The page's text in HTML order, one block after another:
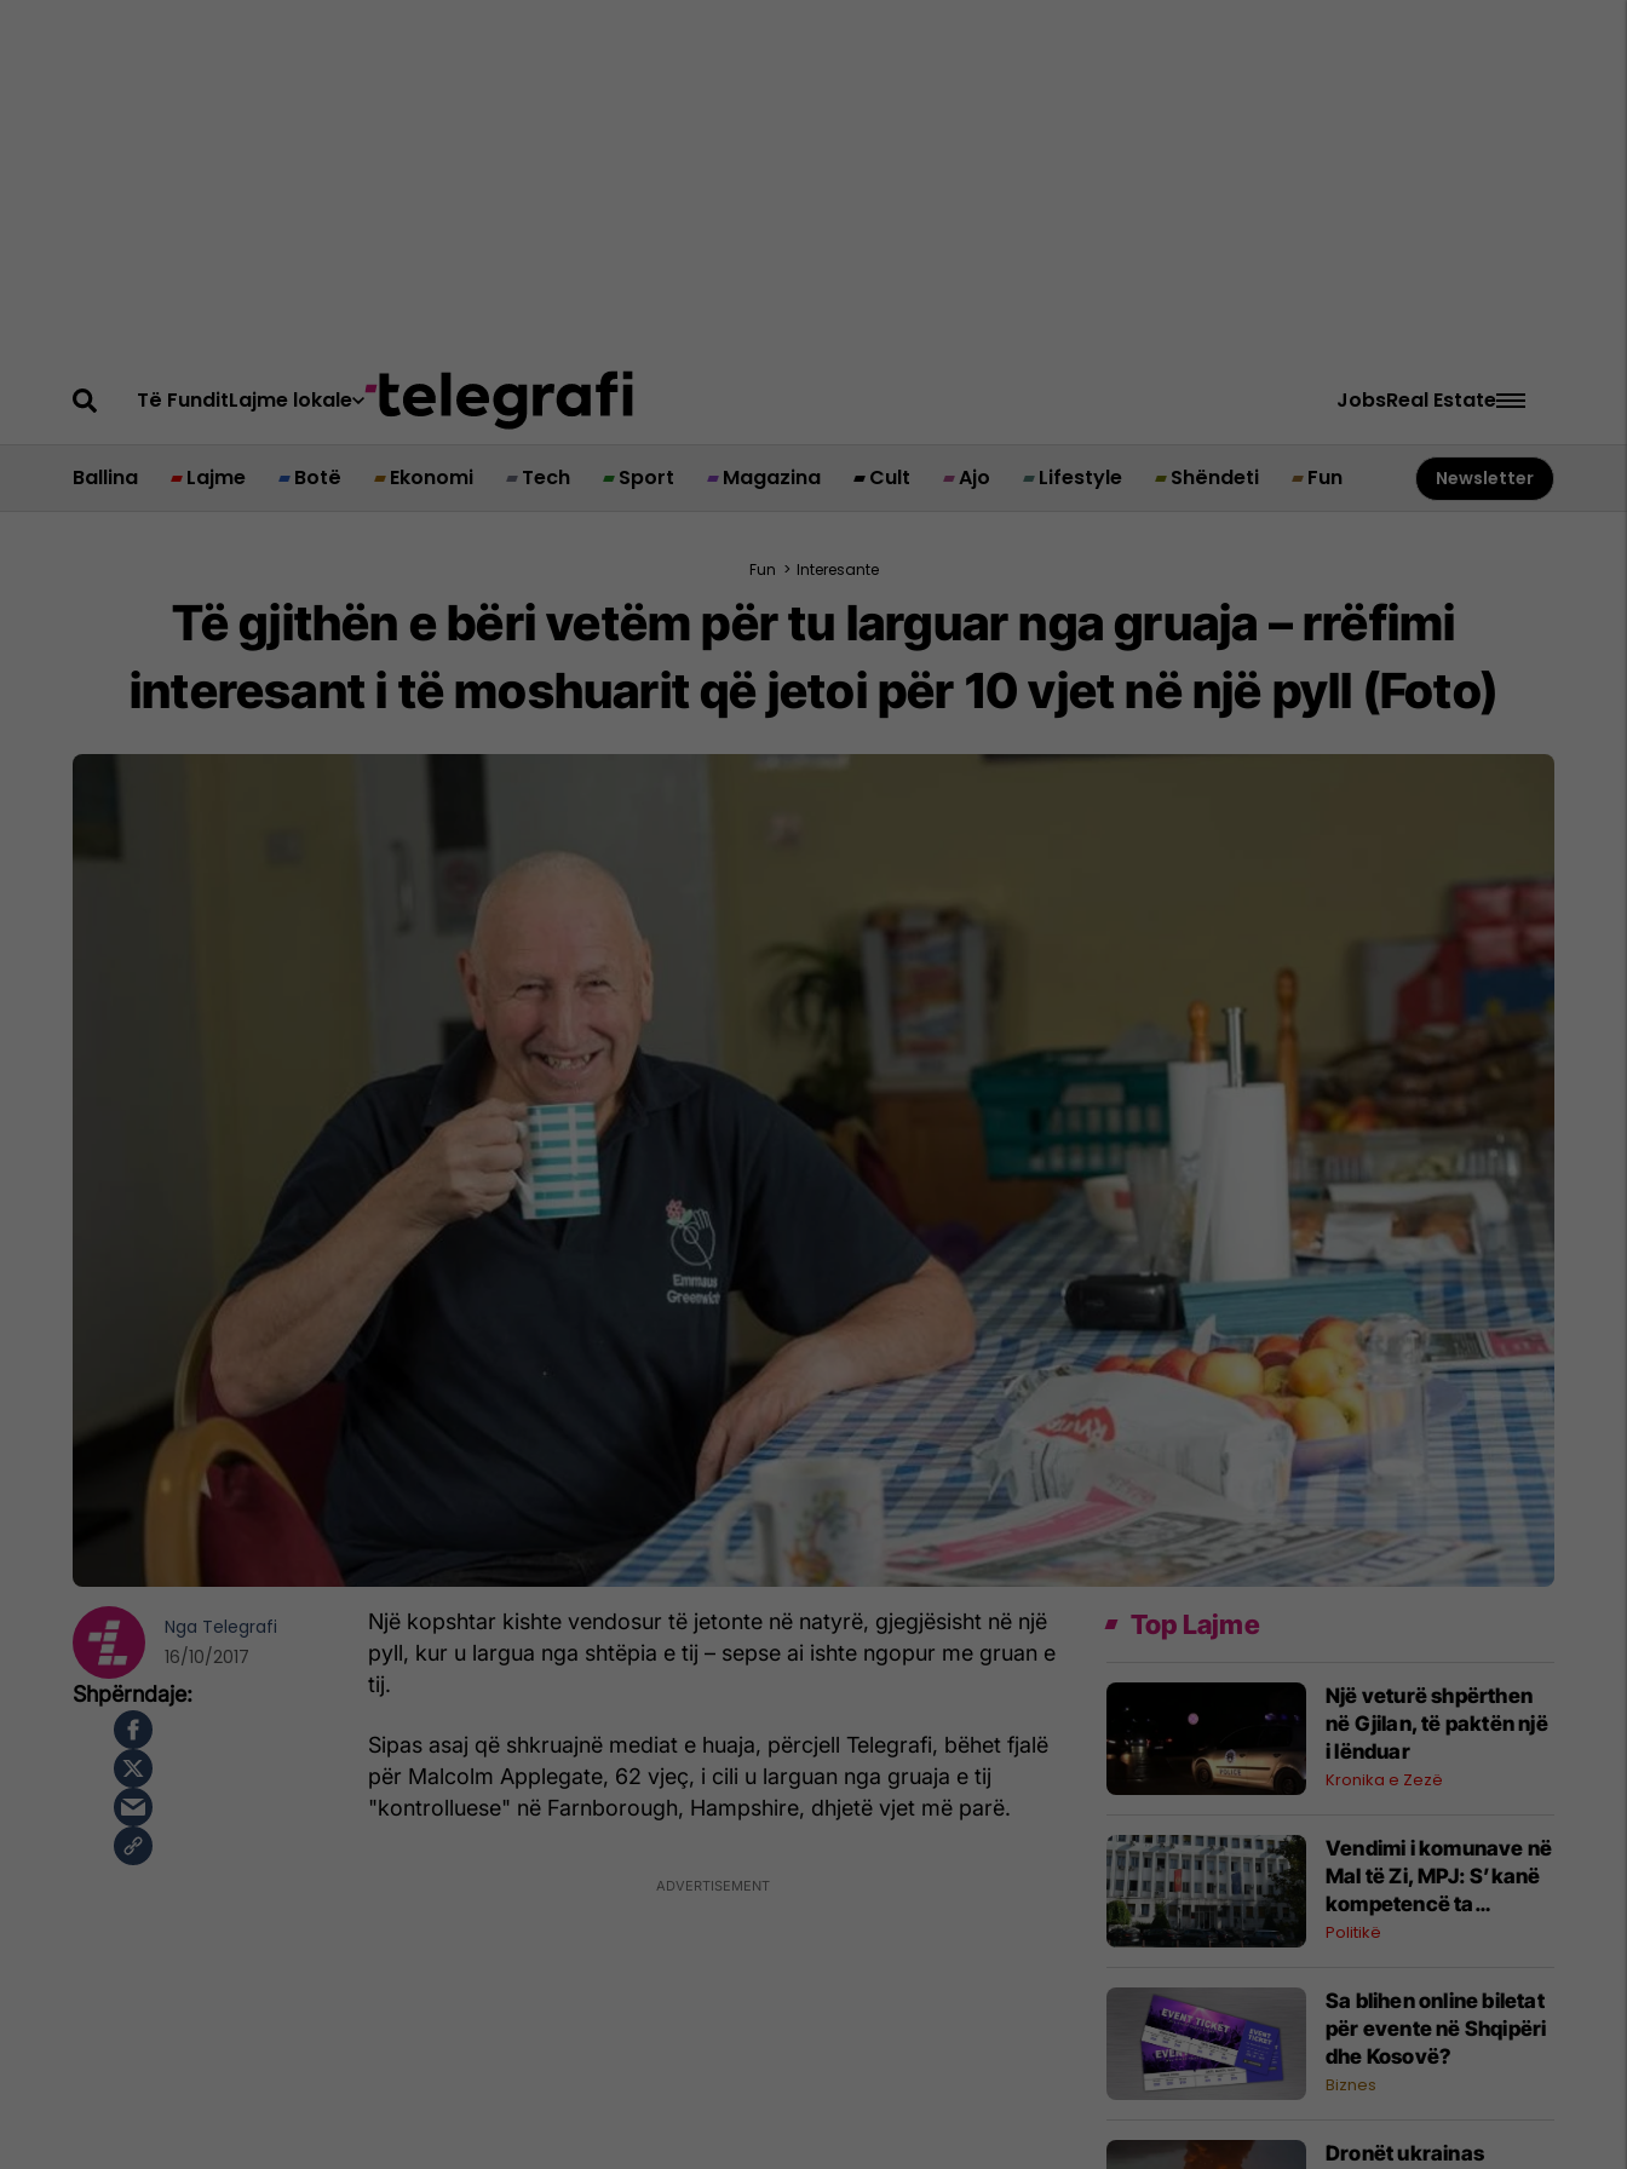
Të FunditLajme lokale JobsReal Estate
Ballina Lajme Botë Ekonomi Tech Sport Magazina Cult Ajo Lifestyle Shëndeti Fun Newsletter
Fun > Interesante
Të gjithën e bëri vetëm për tu larguar nga gruaja – rrëfimi
interesant i të moshuarit që jetoi për 10 vjet në një pyll (Foto)
Një kopshtar kishte vendosur të jetonte në natyrë, gjegjësisht në një
pyll, kur u largua nga shtëpia e tij – sepse ai ishte ngopur me gruan e
tij.
Sipas asaj që shkruajnë mediat e huaja, përcjell Telegrafi, bëhet fjalë
për Malcolm Applegate, 62 vjeç, i cili u larguan nga gruaja e tij
"kontrolluese" në Farnborough, Hampshire, dhjetë vjet më parë.
Nga Telegrafi
16/10/2017
Top Lajme
Një veturë shpërthen
në Gjilan, të paktën një
i lënduar
Kronika e Zezë
Vendimi i komunave në
Mal të Zi, MPJ: S’kanë
kompetencë ta
ç’njohin Kosovën
Politikë
Sa blihen online biletat
për evente në Shqipëri
dhe Kosovë?
Biznes
Dronët ukrainas